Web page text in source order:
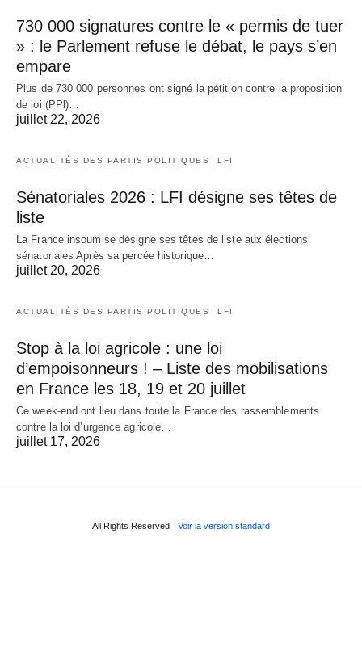
730 000 signatures contre le « permis de tuer
» : le Parlement refuse le débat, le pays s’en
empare
Plus de 730 000 personnes ont signé la pétition contre la proposition
de loi (PPl)…
juillet 22, 2026
ACTUALITÉS DES PARTIS POLITIQUES LFI
Sénatoriales 2026 : LFI désigne ses têtes de
liste
La France insoumise désigne ses têtes de liste aux élections
sénatoriales Après sa percée historique…
juillet 20, 2026
ACTUALITÉS DES PARTIS POLITIQUES LFI
Stop à la loi agricole : une loi
d’empoisonneurs ! – Liste des mobilisations
en France les 18, 19 et 20 juillet
Ce week-end ont lieu dans toute la France des rassemblements
contre la loi d’urgence agricole…
juillet 17, 2026
All Rights Reserved Voir la version standard